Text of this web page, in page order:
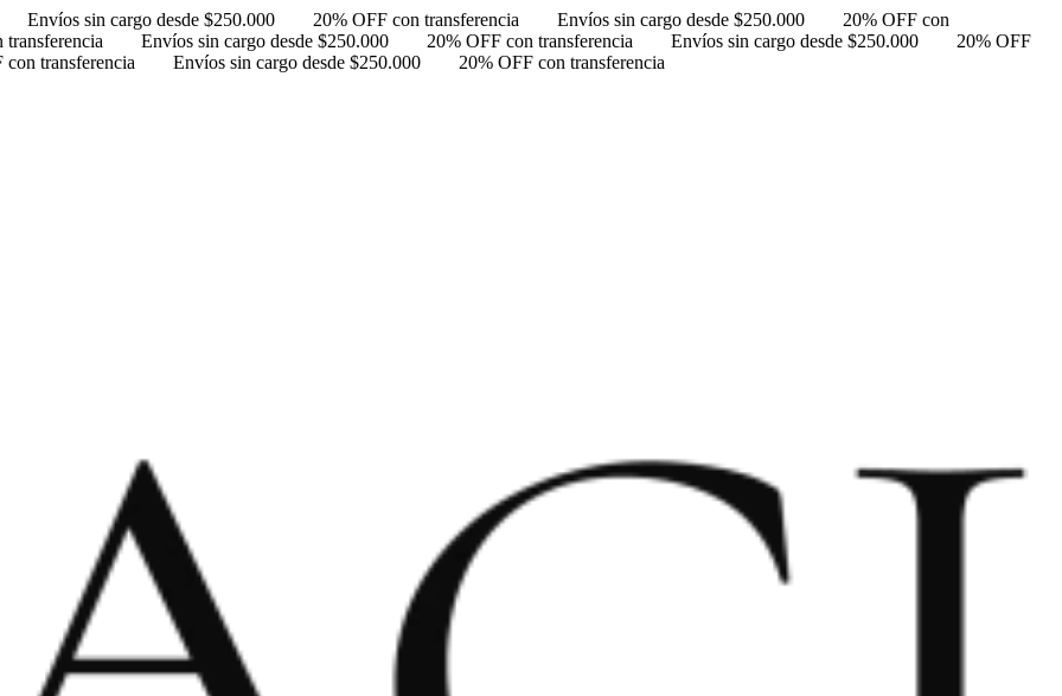
Envíos sin cargo desde $250.000 20% OFF con transferencia Envíos sin cargo desde $250.000
20% OFF con
transferencia Envíos sin cargo desde $250.000 20% OFF con transferencia Envíos sin cargo desde $250.000
20% OFF
con transferencia Envíos sin cargo desde $250.000 20% OFF con transferencia